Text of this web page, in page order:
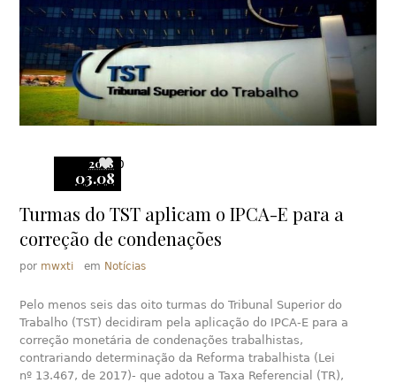
2018
03.08
0
Turmas do TST aplicam o IPCA-E para a
correção de condenações
por mwxti em Notícias
Pelo menos seis das oito turmas do Tribunal Superior do
Trabalho (TST) decidiram pela aplicação do IPCA-E para a
correção monetária de condenações trabalhistas,
contrariando determinação da Reforma trabalhista (Lei
nº 13.467, de 2017)- que adotou a Taxa Referencial (TR),